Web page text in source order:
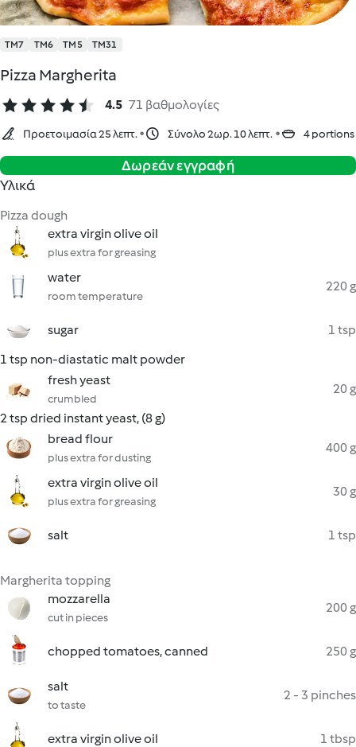
TM7 TM6 TM5 TM31
Pizza Margherita
4.5 71 βαθμολογίες
Προετοιμασία 25 λεπτ. Σύνολο 2ωρ. 10 λεπτ. 4 portions
Δωρεάν εγγραφή
Υλικά
Pizza dough
extra virgin olive oil
plus extra for greasing
water
room temperature
220 g
sugar
1 tsp
1 tsp non-diastatic malt powder
fresh yeast
crumbled
20 g
2 tsp dried instant yeast, (8 g)
bread flour
plus extra for dusting
400 g
extra virgin olive oil
plus extra for greasing
30 g
salt 1 tsp
Margherita topping
mozzarella
cut in pieces
200 g
chopped tomatoes, canned 250 g
salt
to taste
2 - 3 pinches
extra virgin olive oil 1 tbsp